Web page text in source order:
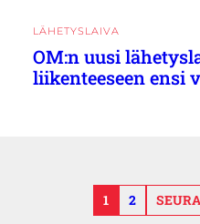
LÄHETYSLAIVA
OM:n uusi
liikenteeseen ensi
1 2